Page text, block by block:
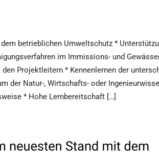
betrieblichen Umweltschutz *
im Immissions- und
Projektleitern * Kennenlernen der
der Natur-, Wirtschafts- oder
* Hohe Lernbereitschaft […]